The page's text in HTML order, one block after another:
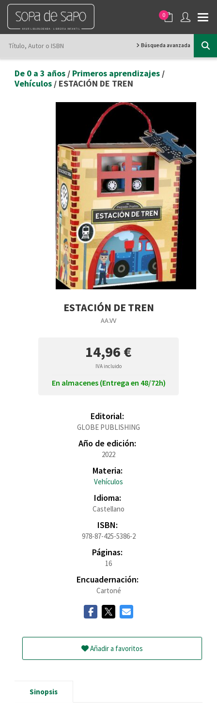
0
Búsqueda avanzada
De 0 a 3 años / Primeros aprendizajes /
Vehículos / ESTACIÓN DE TREN
ESTACIÓN DE TREN
AA.VV
14,96 €
IVA incluido
En almacenes (Entrega en 48/72h)
Editorial:
GLOBE PUBLISHING
Año de edición:
2022
Materia:
Vehículos
Idioma:
Castellano
ISBN:
978-87-425-5386-2
Páginas:
16
Encuadernación:
Cartoné
Añadir a favoritos
Sinopsis